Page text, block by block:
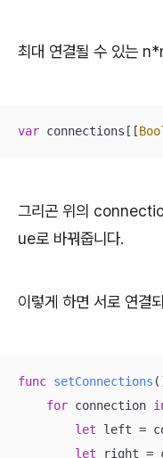
최대 연결될 수 있는
var connections[[
그리곤 위의
ue로 바꿔줍니다.
이렇게 하면 서로 연결
func setConnections
for connection
let left =
let right =